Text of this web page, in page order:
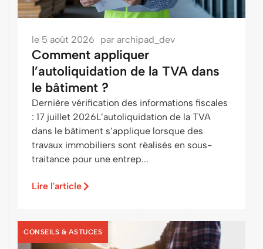
le 5 août 2026 par archipad_dev
Comment appliquer
l’autoliquidation de la TVA dans
le bâtiment ?
Dernière vérification des informations fiscales
: 17 juillet 2026L’autoliquidation de la TVA
dans le bâtiment s’applique lorsque des
travaux immobiliers sont réalisés en sous-
traitance pour une entrep...
Lire l'article
CONSEILS & ASTUCES